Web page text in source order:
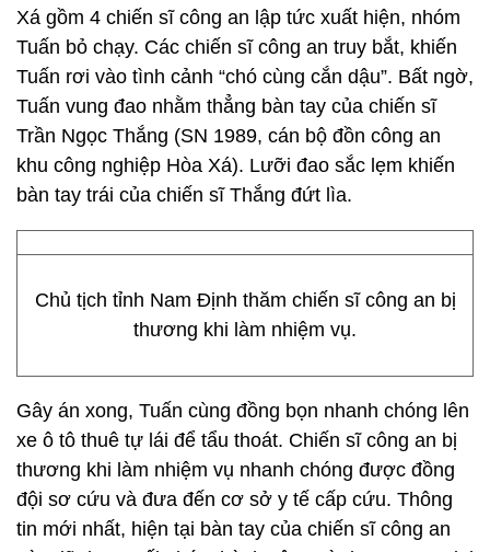
Xá gồm 4 chiến sĩ công an lập tức xuất hiện, nhóm
Tuấn bỏ chạy. Các chiến sĩ công an truy bắt, khiến
Tuấn rơi vào tình cảnh “chó cùng cắn dậu”. Bất ngờ,
Tuấn vung đao nhằm thẳng bàn tay của chiến sĩ
Trần Ngọc Thắng (SN 1989, cán bộ đồn công an
khu công nghiệp Hòa Xá). Lưỡi đao sắc lẹm khiến
bàn tay trái của chiến sĩ Thắng đứt lìa.
Chủ tịch tỉnh Nam Định thăm chiến sĩ công an bị
thương khi làm nhiệm vụ.
Gây án xong, Tuấn cùng đồng bọn nhanh chóng lên
xe ô tô thuê tự lái để tẩu thoát. Chiến sĩ công an bị
thương khi làm nhiệm vụ nhanh chóng được đồng
đội sơ cứu và đưa đến cơ sở y tế cấp cứu. Thông
tin mới nhất, hiện tại bàn tay của chiến sĩ công an